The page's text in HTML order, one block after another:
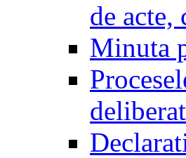
de acte,
Minuta